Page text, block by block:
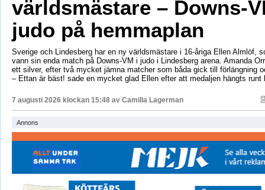
världsmästare – Downs-
judo på hemmaplan
Sverige och Lindesberg har en ny världsmästare i 16-åriga Ellen Almlöf,
vann sin enda match på Downs-VM i judo i Lindesberg arena. Amanda
ett silver, efter två mycket jämna matcher som båda gick till förlängning
– Ettan är bäst! sade en mycket glad Ellen efter att medaljen hängts runt
7 augusti 2026 klockan 15:48 av Camilla Lagerman
Annons